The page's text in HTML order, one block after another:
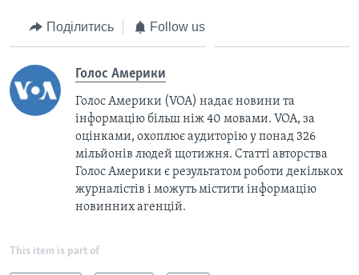
Поділитись Follow us
Голос Америки
Голос Америки (VOA) надає новини та
інформацію більш ніж 40 мовами. VOA, за
оцінками, охоплює аудиторію у понад 326
мільйонів людей щотижня. Статті авторства
Голос Америки є результатом роботи декількох
журналістів і можуть містити інформацію
новинних агенцій.
This item is part of